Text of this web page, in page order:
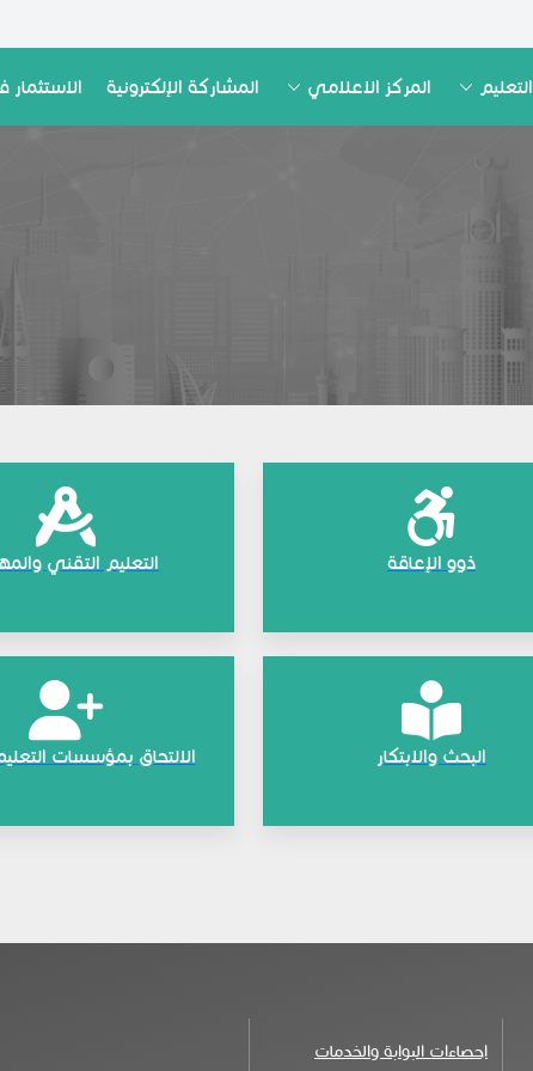
التعليم المركز الاعلامي المشاركة الإلكترونية الاستثمار
ذوو الإعاقة ​التعليم التقني
البحث والابتكار الالتحاق بمؤسسات
احصاءات البوابة والخدمات